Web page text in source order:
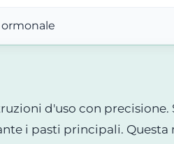
d'uso con precisione.
i pasti principali. Questa